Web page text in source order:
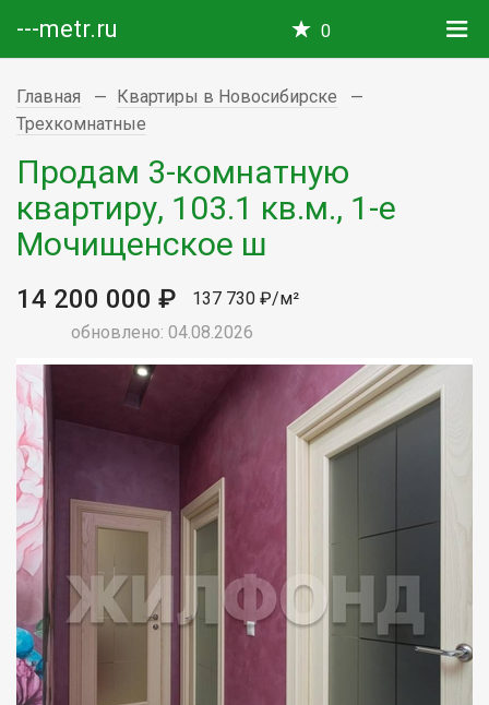
---metr.ru 0
Главная
Квартиры в Новосибирске
Трехкомнатные
Продам 3-комнатную
квартиру, 103.1 кв.м., 1-е
Мочищенское ш
14 200 000 ₽
137 730 ₽/м²
обновлено: 04.08.2026